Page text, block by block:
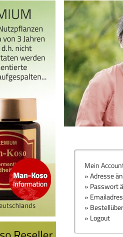
Mein
» Adresse
» Passwort
»
»
» Logout